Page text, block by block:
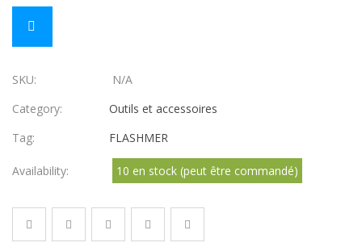
SKU:
N/A
Category:
Outils et accessoires
Tag:
FLASHMER
Availability: 10 en stock (peut être commandé)